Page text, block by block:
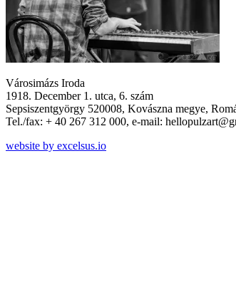
Városimázs Iroda
1918. December 1. utca, 6. szám
Sepsiszentgyörgy 520008, Kovászna megye,
Tel./fax: + 40 267 312 000, e-mail:
website by excelsus.io